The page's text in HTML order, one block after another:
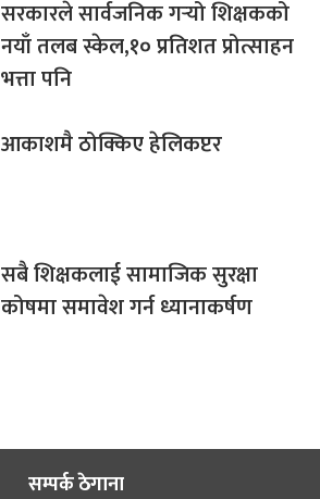
सरकारले सार्वजनिक गर्‍यो शिक्षकको
नयाँ तलब स्केल,१० प्रतिशत प्रोत्साहन
भत्ता पनि
आकाशमै ठोक्किए हेलिकप्टर
सबै शिक्षकलाई सामाजिक सुरक्षा
कोषमा समावेश गर्न ध्यानाकर्षण
सम्पर्क ठेगाना